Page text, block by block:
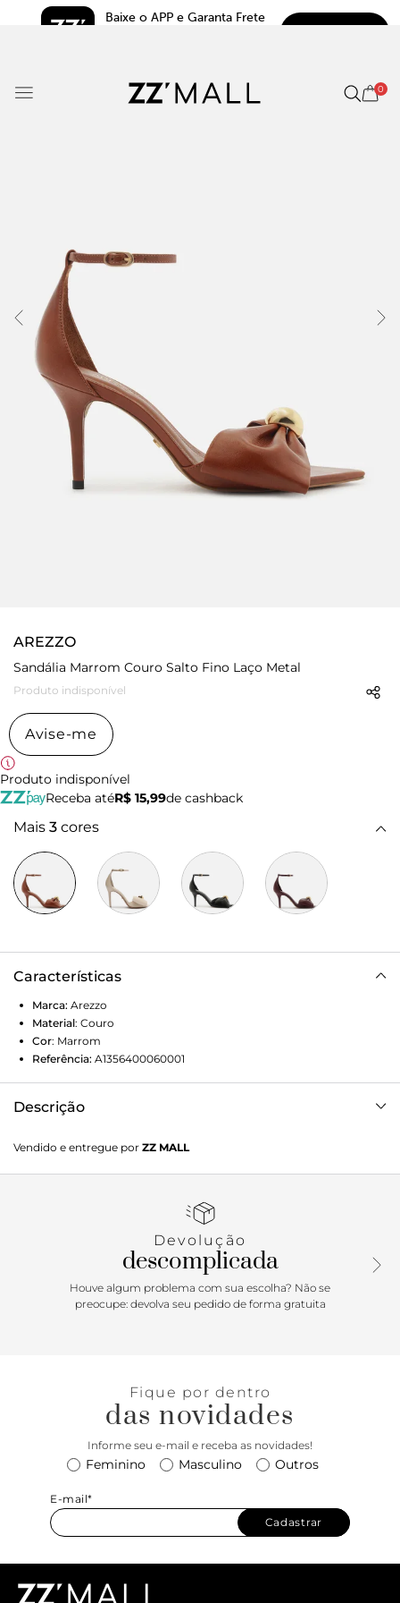
Baixe o APP e Garanta Frete
0
AREZZO
Sandália Marrom Couro Salto Fino Laço Metal
Produto indisponível
Avise-me
Produto indisponível
Receba atéR$ 15,99de cashback
Mais 3 cores
Características
Marca: Arezzo
Material: Couro
Cor: Marrom
Referência: A1356400060001
Descrição
Vendido e entregue por ZZ MALL
Devolução
descomplicada
Houve algum problema com sua escolha? Não se
preocupe: devolva seu pedido de forma gratuita
Fique por dentro
das novidades
Informe seu e-mail e receba as novidades!
Feminino Masculino Outros
E-mail*
Cadastrar